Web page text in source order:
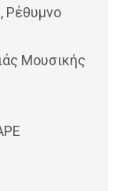
Ρέθυμνο
Μουσικής